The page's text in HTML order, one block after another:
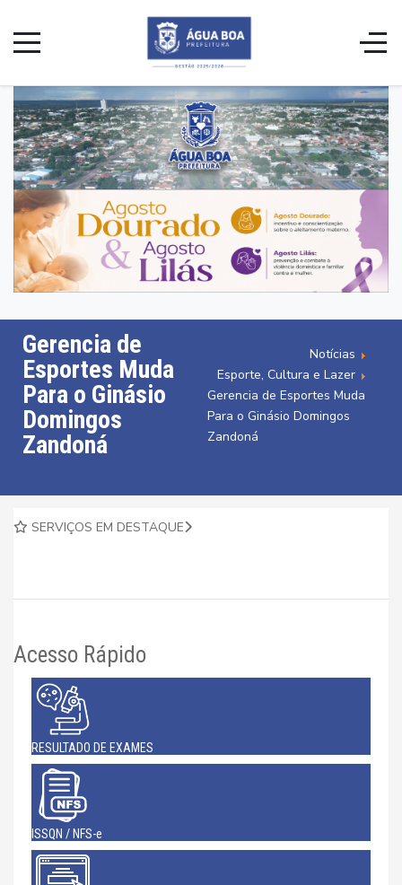
Gerencia de
Esportes Muda
Para o Ginásio
Domingos
Zandoná
Notícias
Esporte, Cultura e Lazer
Gerencia de Esportes Muda
Para o Ginásio Domingos
Zandoná
SERVIÇOS EM DESTAQUE
Acesso Rápido
RESULTADO DE EXAMES
ISSQN / NFS-e